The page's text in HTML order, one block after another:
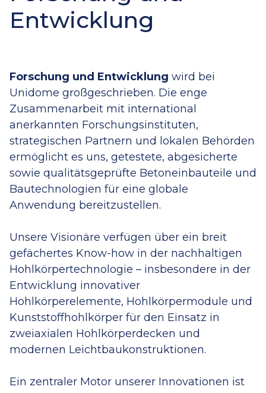
Entwicklung
Forschung und Entwicklung wird bei
Unidome großgeschrieben. Die enge
Zusammenarbeit mit international
anerkannten Forschungsinstituten,
strategischen Partnern und lokalen Behörden
ermöglicht es uns, getestete, abgesicherte
sowie qualitätsgeprüfte Betoneinbauteile und
Bautechnologien für eine globale
Anwendung bereitzustellen.
Unsere Visionäre verfügen über ein breit
gefächertes Know-how in der nachhaltigen
Hohlkörpertechnologie – insbesondere in der
Entwicklung innovativer
Hohlkörperelemente, Hohlkörpermodule und
Kunststoffhohlkörper für den Einsatz in
zweiaxialen Hohlkörperdecken und
modernen Leichtbaukonstruktionen.
Ein zentraler Motor unserer Innovationen ist